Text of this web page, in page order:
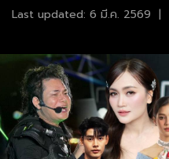
Last updated: 6 มี.ค. 2569 |